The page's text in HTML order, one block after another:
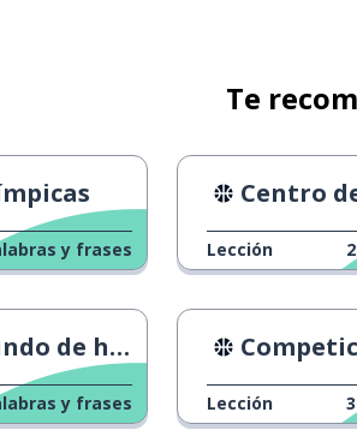
Te
y frases
Centro de
Lección
sobre patines
y frases Lección